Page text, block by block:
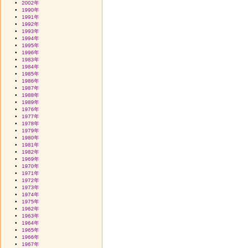
2002年
1990年
1991年
1992年
1993年
1994年
1995年
1996年
1983年
1984年
1985年
1986年
1987年
1988年
1989年
1976年
1977年
1978年
1979年
1980年
1981年
1982年
1969年
1970年
1971年
1972年
1973年
1974年
1975年
1962年
1963年
1964年
1965年
1966年
1967年